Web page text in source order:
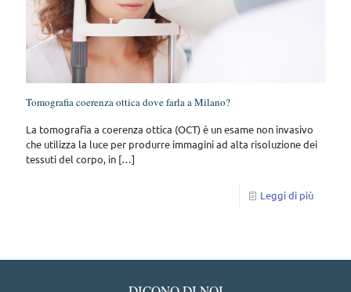
Tomografia coerenza ottica dove farla a Milano?
La tomografia a coerenza ottica (OCT) è un esame non invasivo
che utilizza la luce per produrre immagini ad alta risoluzione dei
tessuti del corpo, in […]
Leggi di più